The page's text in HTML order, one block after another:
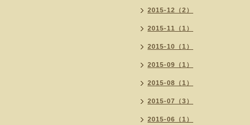
2015-12（2）
2015-11（1）
2015-10（1）
2015-09（1）
2015-08（1）
2015-07（3）
2015-06（1）